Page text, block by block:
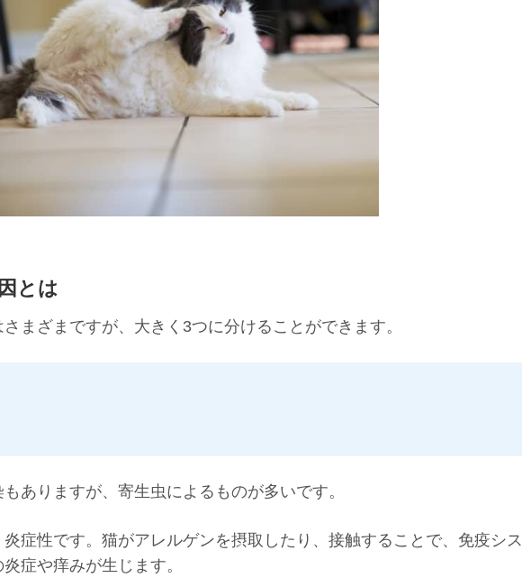
とは
まざまですが、大きく3つに分けることができます。
ありますが、寄生虫によるものが多いです。
症性です。猫がアレルゲンを摂取したり、接触することで、免疫シス
症や痒みが生じます。